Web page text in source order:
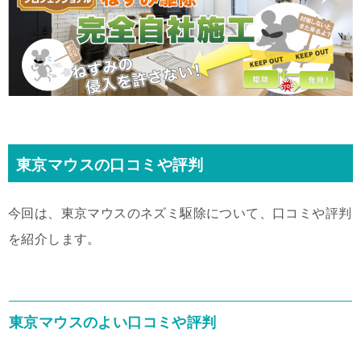
東京マウスの口コミや評判
今回は、東京マウスのネズミ駆除について、口コミや評判
を紹介します。
東京マウスのよい口コミや評判